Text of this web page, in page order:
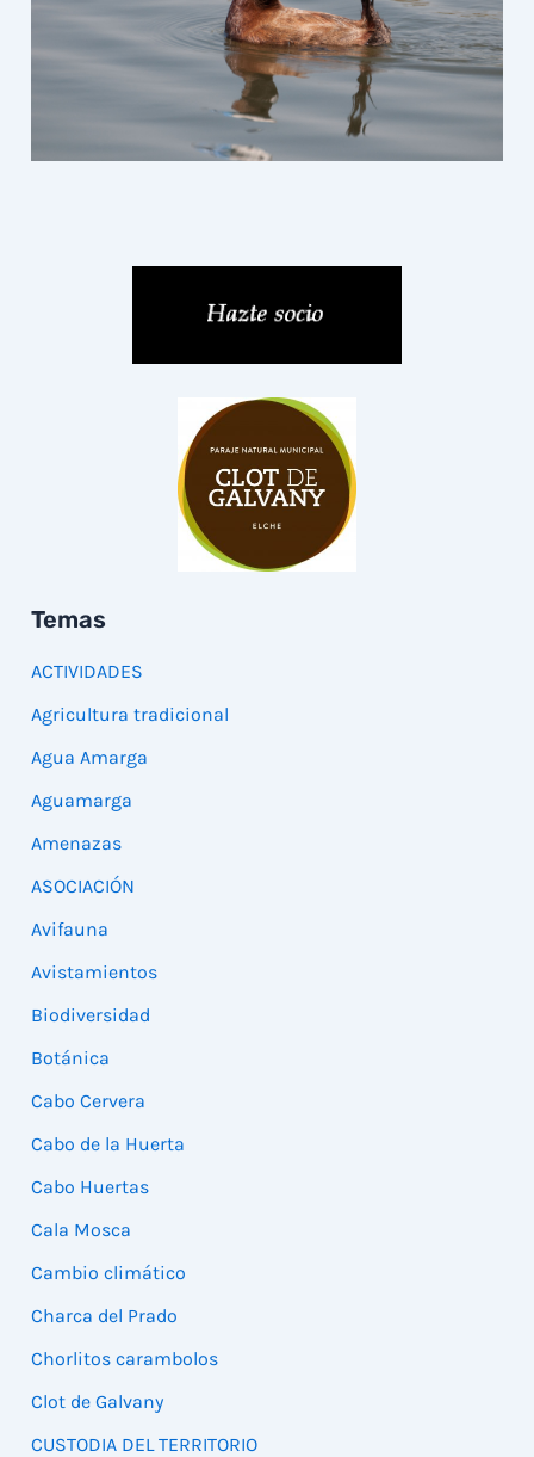
Temas
ACTIVIDADES
Agricultura tradicional
Agua Amarga
Aguamarga
Amenazas
ASOCIACIÓN
Avifauna
Avistamientos
Biodiversidad
Botánica
Cabo Cervera
Cabo de la Huerta
Cabo Huertas
Cala Mosca
Cambio climático
Charca del Prado
Chorlitos carambolos
Clot de Galvany
CUSTODIA DEL TERRITORIO